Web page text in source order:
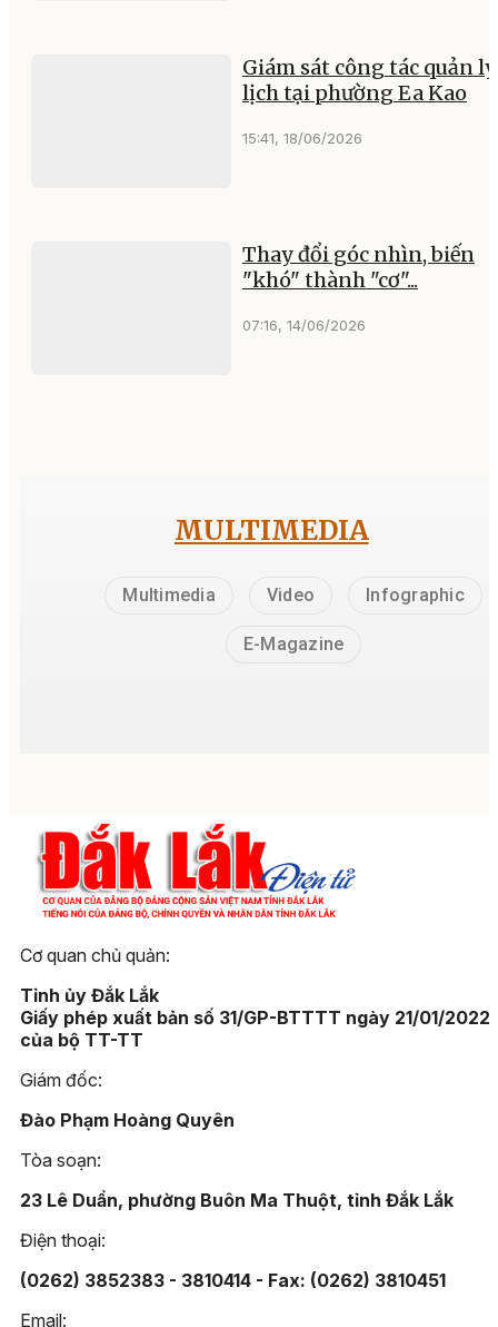
Giám sát công tác quản
lịch tại phường Ea Kao
15:41, 18/06/2026
Thay đổi góc nhìn, biến
"khó" thành "cơ"...
07:16, 14/06/2026
MULTIMEDIA
Multimedia Video Infographic
E-Magazine
Cơ quan chủ quản:
Tỉnh ủy Đắk Lắk
Giấy phép xuất bản số 31/GP-BTTTT ngày 21/01/2022
của bộ TT-TT
Giám đốc:
Đào Phạm Hoàng Quyên
Tòa soạn:
23 Lê Duẩn, phường Buôn Ma Thuột, tỉnh Đắk Lắk
Điện thoại:
(0262) 3852383 - 3810414 - Fax: (0262) 3810451
Email: